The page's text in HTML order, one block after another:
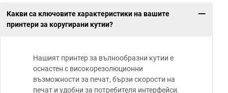
Какви са ключовите характеристики на вашите
принтери за коругирани кутии?
Нашият принтер за вълнообразни кутии е
оснастен с високорезолюционни
възможности за печат, бързи скорости на
печат и удобни за потребителя интерфейси.